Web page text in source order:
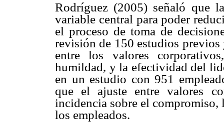
Rodríguez (2005) señaló que
variable central para poder
el proceso de toma de
revisión de 150 estudios
entre los valores
humildad, y la efectividad del
en un estudio con 951
que el ajuste entre valores
incidencia sobre el
los empleados.